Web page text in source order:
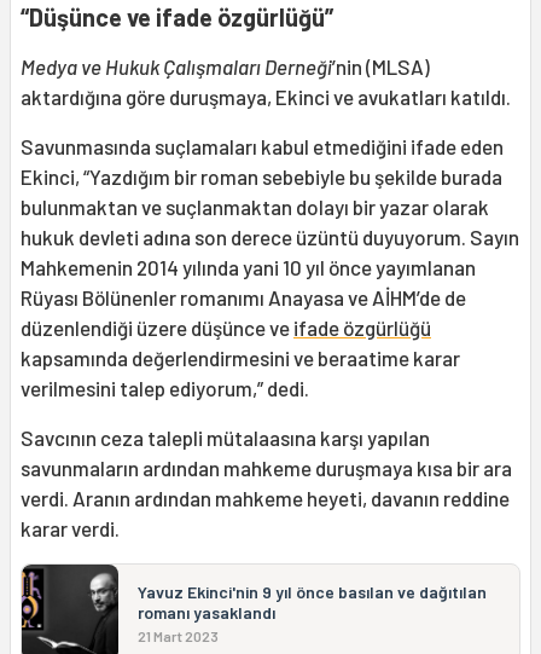
“Düşünce ve ifade özgürlüğü”
Medya ve Hukuk Çalışmaları Derneği’nin (MLSA)
aktardığına göre duruşmaya, Ekinci ve avukatları katıldı.
Savunmasında suçlamaları kabul etmediğini ifade eden
Ekinci, “Yazdığım bir roman sebebiyle bu şekilde burada
bulunmaktan ve suçlanmaktan dolayı bir yazar olarak
hukuk devleti adına son derece üzüntü duyuyorum. Sayın
Mahkemenin 2014 yılında yani 10 yıl önce yayımlanan
Rüyası Bölünenler romanımı Anayasa ve AİHM’de de
düzenlendiği üzere düşünce ve ifade özgürlüğü
kapsamında değerlendirmesini ve beraatime karar
verilmesini talep ediyorum,” dedi.
Savcının ceza talepli mütalaasına karşı yapılan
savunmaların ardından mahkeme duruşmaya kısa bir ara
verdi. Aranın ardından mahkeme heyeti, davanın reddine
karar verdi.
Yavuz Ekinci'nin 9 yıl önce basılan ve dağıtılan
romanı yasaklandı
21 Mart 2023